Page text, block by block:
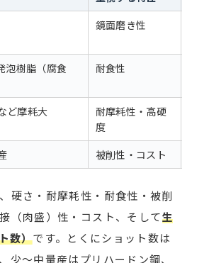
鏡面磨き性
泡樹脂（腐食
耐食性
ど摩耗大
耐摩耗性・高硬
度
被削性・コスト
硬さ・耐摩耗性・耐食性・被削
（肉盛）性・コスト、そして生
数）です。とくにショット数は
少〜中量産はプリハードン鋼、